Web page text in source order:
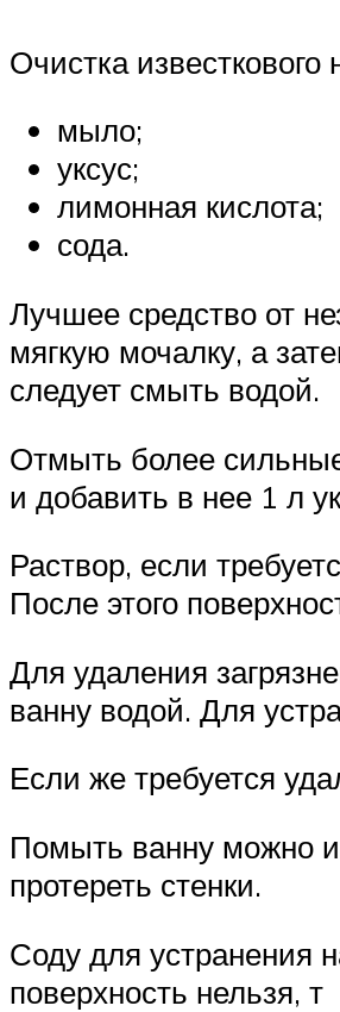
Очистка
мыло;
уксус;
лимонная кислота;
сода.
Лучшее средство от
мягкую мочалку, а
следует смыть водой.
Отмыть более
и добавить в нее 1 л
Раствор, если
После этого
Для удаления
ванну водой. Для
Если же требуется
Помыть ванну можно
протереть стенки.
Соду для устранения
поверхность нельзя, т